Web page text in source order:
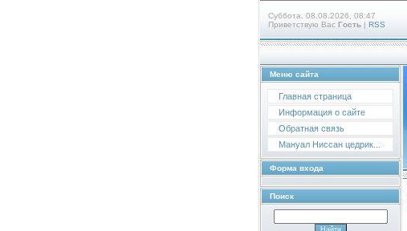
Суббота, 08.08.2026, 08:47
Приветствую Вас Гость | RSS
Меню сайта
Главная страница
Информация о сайте
Обратная связь
Мануал Ниссан цедрик...
Форма входа
Поиск